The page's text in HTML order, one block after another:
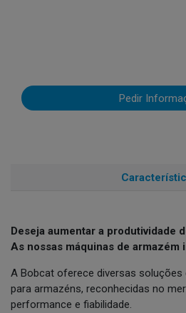
Pedir
Deseja aumentar a produtividade
As nossas máquinas de armazém
A Bobcat oferece diversas soluções
para armazéns, reconhecidas no
performance e fiabilidade.